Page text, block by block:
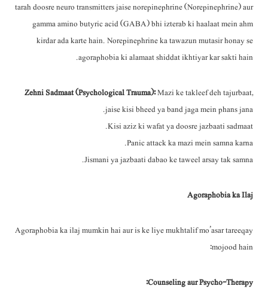
tarah doosre neuro transmitters jaise norepinephrine (Norepinephrine) aur
gamma amino butyric acid (GABA) bhi izterab ki haalaat mein ahm
kirdar ada karte hain. Norepinephrine ka tawazun mutasir honay se
agoraphobia ki alamaat shiddat ikhtiyar kar sakti hain.
Zehni Sadmaat (Psychological Trauma):Mazi ke takleef deh tajurbaat,
jaise kisi bheed ya band jaga mein phans jana.
Kisi aziz ki wafat ya doosre jazbaati sadmaat.
Panic attack ka mazi mein samna karna.
Jismani ya jazbaati dabao ke taweel arsay tak samna.
Agoraphobia ka Ilaj
Agoraphobia ka ilaj mumkin hai aur is ke liye mukhtalif mo’asar tareeqay
mojood hain:
Counseling aur Psycho-Therapy: